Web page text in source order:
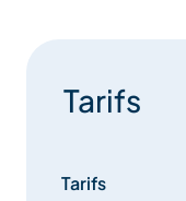
Tarifs
Tarifs